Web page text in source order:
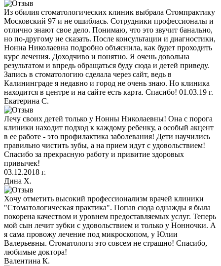
Из обилия стоматологических клиник выбрала Стомпрактику
Московский 97 и не ошиблась. Сотрудники профессионалы и
отлично знают свое дело. Понимаю, что это звучит банально,
но по-другому не сказать. После консультации и диагностики,
Нонна Николаевна подробно объяснила, как будет проходить
курс лечения. Доходчиво и понятно. Я очень довольна
результатом и впредь обращаться буду сюда и детей приведу.
Запись в стоматологию сделала через сайт, ведь в
Калининграде я недавно и город не очень знаю. Но клиника
находится в центре и на сайте есть карта. Спасибо! 01.03.19 г.
Екатерина С.
Лечу своих детей только у Нонны Николаевны! Она с порога
клиники находит подход к каждому ребенку, а особый акцент
в ее работе - это профилактика заболевания! Дети научились
правильно чистить зубы, а на прием идут с удовольствием!
Спасибо за прекрасную работу и привитие здоровых
привычек!
03.12.2018 г.
Дина Х.
Хочу отметить высокий профессионализм врачей клиники
"Стоматологическая практика". Попав сюда однажды я была
покорена качеством и уровнем предоставляемых услуг. Теперь
мой сын лечит зубки с удовольствием и только у Нонночки. А
я сама провожу лечение под микроскопом, у Юлии
Валерьевны. Стоматологи это совсем не страшно! Спасибо,
любимые доктора!
Валентина К.